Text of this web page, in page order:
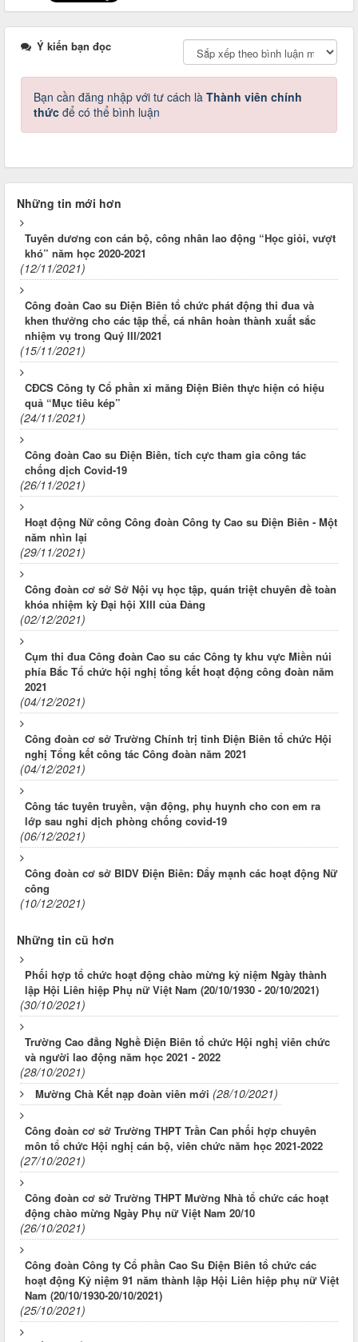
Ý kiến bạn đọc
Bạn cần đăng nhập với tư cách là Thành viên chính
thức để có thể bình luận
Những tin mới hơn
Tuyên dương con cán bộ, công nhân lao động “Học giỏi, vượt
khó” năm học 2020-2021
(12/11/2021)
Công đoàn Cao su Điện Biên tổ chức phát động thi đua và
khen thưởng cho các tập thể, cá nhân hoàn thành xuất sắc
nhiệm vụ trong Quý III/2021
(15/11/2021)
CĐCS Công ty Cổ phần xi măng Điện Biên thực hiện có hiệu
quả “Mục tiêu kép”
(24/11/2021)
Công đoàn Cao su Điện Biên, tích cực tham gia công tác
chống dịch Covid-19
(26/11/2021)
Hoạt động Nữ công Công đoàn Công ty Cao su Điện Biên - Một
năm nhìn lại
(29/11/2021)
Công đoàn cơ sở Sở Nội vụ học tập, quán triệt chuyên đề toàn
khóa nhiệm kỳ Đại hội XIII của Đảng
(02/12/2021)
Cụm thi đua Công đoàn Cao su các Công ty khu vực Miền núi
phía Bắc Tổ chức hội nghị tổng kết hoạt động công đoàn năm
2021
(04/12/2021)
Công đoàn cơ sở Trường Chính trị tỉnh Điện Biên tổ chức Hội
nghị Tổng kết công tác Công đoàn năm 2021
(04/12/2021)
Công tác tuyên truyền, vận động, phụ huynh cho con em ra
lớp sau nghỉ dịch phòng chống covid-19
(06/12/2021)
Công đoàn cơ sở BIDV Điện Biên: Đẩy mạnh các hoạt động Nữ
công
(10/12/2021)
Những tin cũ hơn
Phối hợp tổ chức hoạt động chào mừng kỷ niệm Ngày thành
lập Hội Liên hiệp Phụ nữ Việt Nam (20/10/1930 - 20/10/2021)
(30/10/2021)
Trường Cao đẳng Nghề Điện Biên tổ chức Hội nghị viên chức
và người lao động năm học 2021 - 2022
(28/10/2021)
Mường Chà Kết nạp đoàn viên mới (28/10/2021)
Công đoàn cơ sở Trường THPT Trần Can phối hợp chuyên
môn tổ chức Hội nghị cán bộ, viên chức năm học 2021-2022
(27/10/2021)
Công đoàn cơ sở Trường THPT Mường Nhà tổ chức các hoạt
động chào mừng Ngày Phụ nữ Việt Nam 20/10
(26/10/2021)
Công đoàn Công ty Cổ phần Cao Su Điện Biên tổ chức các
hoạt động Kỷ niệm 91 năm thành lập Hội Liên hiệp phụ nữ Việt
Nam (20/10/1930-20/10/2021)
(25/10/2021)